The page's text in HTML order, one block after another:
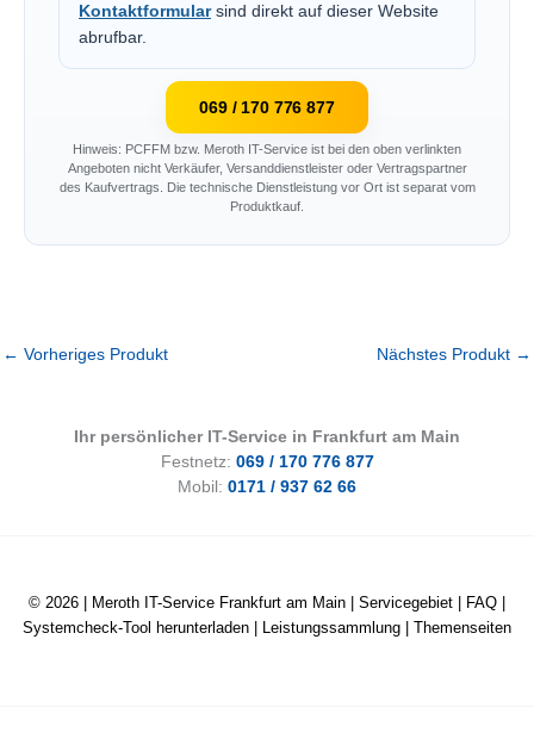
Kontaktformularsind direkt auf dieser Website
abrufbar.
069 / 170 776 877
Hinweis: PCFFM bzw. Meroth IT-Service ist bei den oben verlinkten
Angeboten nicht Verkäufer, Versanddienstleister oder Vertragspartner
des Kaufvertrags. Die technische Dienstleistung vor Ort ist separat vom
Produktkauf.
← Vorheriges Produkt Nächstes Produkt →
Ihr persönlicher IT-Service in Frankfurt am Main
Festnetz: 069 / 170 776 877
Mobil: 0171 / 937 62 66
© 2026 | Meroth IT-Service Frankfurt am Main Servicegebiet FAQ
Systemcheck-Tool herunterladen
Leistungssammlung Themenseiten